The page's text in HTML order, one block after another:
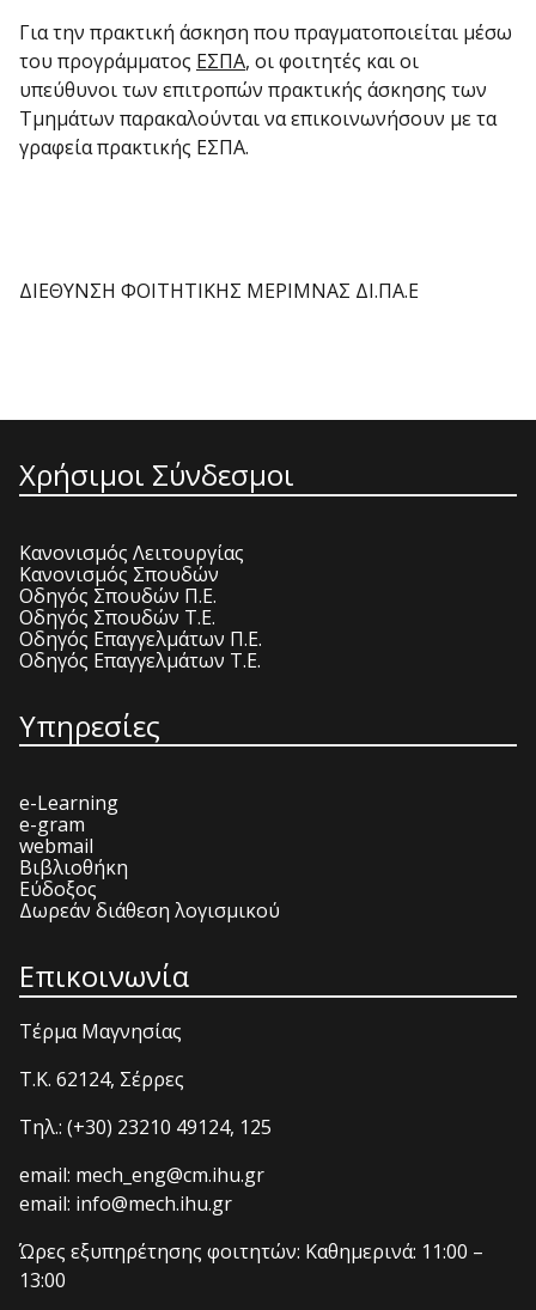
Για την πρακτική άσκηση που πραγματοποιείται μέσω
του προγράμματος ΕΣΠΑ, οι φοιτητές και οι
υπεύθυνοι των επιτροπών πρακτικής άσκησης των
Τμημάτων παρακαλούνται να επικοινωνήσουν με τα
γραφεία πρακτικής ΕΣΠΑ.
ΔΙΕΘΥΝΣΗ ΦΟΙΤΗΤΙΚΗΣ ΜΕΡΙΜΝΑΣ ΔΙ.ΠΑ.Ε
Χρήσιμοι Σύνδεσμοι
Κανονισμός Λειτουργίας
Κανονισμός Σπουδών
Οδηγός Σπουδών Π.Ε.
Οδηγός Σπουδών Τ.Ε.
Οδηγός Επαγγελμάτων Π.Ε.
Οδηγός Επαγγελμάτων Τ.Ε.
Υπηρεσίες
e-Learning
e-gram
webmail
Βιβλιοθήκη
Εύδοξος
Δωρεάν διάθεση λογισμικού
Επικοινωνία
Τέρμα Μαγνησίας
T.K. 62124, Σέρρες
Τηλ.: (+30) 23210 49124, 125
email: mech_eng@cm.ihu.gr
email: info@mech.ihu.gr
Ώρες εξυπηρέτησης φοιτητών: Καθημερινά: 11:00 –
13:00